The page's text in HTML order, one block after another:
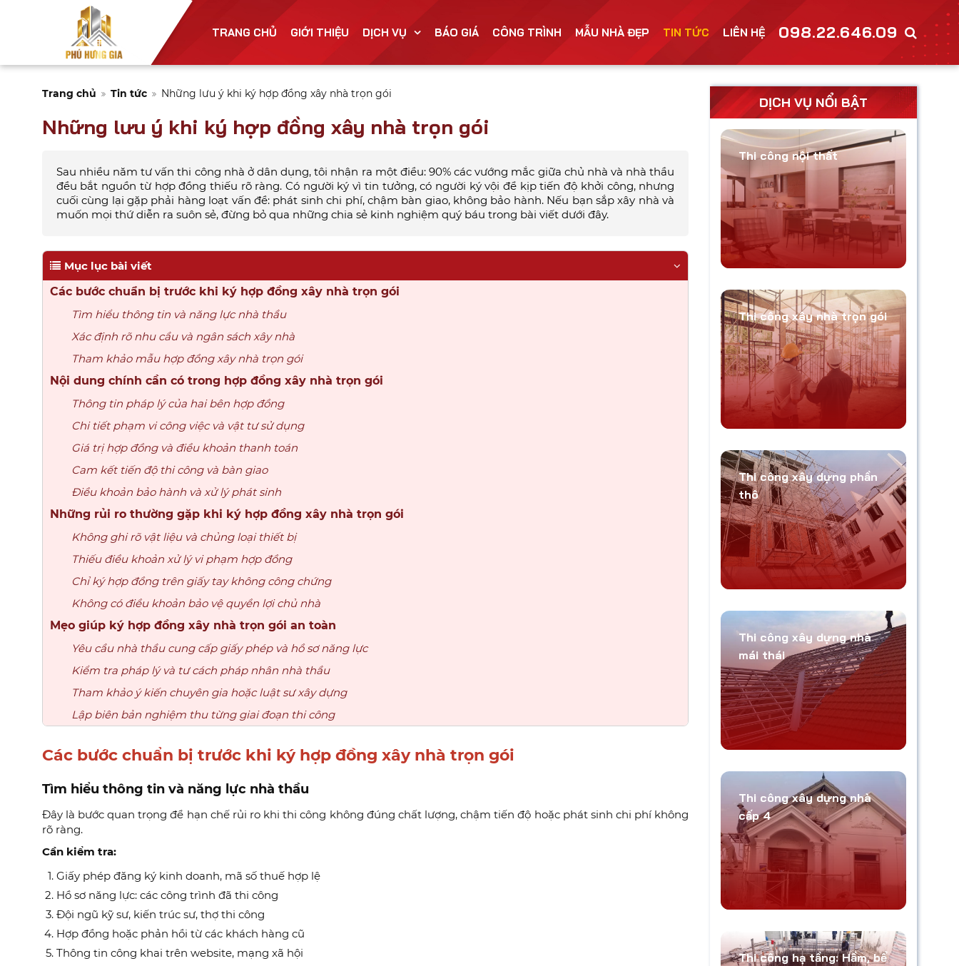
TRANG CHỦ GIỚI THIỆU DỊCH VỤ BÁO GIÁ CÔNG TRÌNH MẪU NHÀ ĐẸP TIN TỨC LIÊN HỆ 098.22.646.09
Trang chủ Tin tức Những lưu ý khi ký hợp đồng xây nhà trọn gói
Những lưu ý khi ký hợp đồng xây nhà trọn gói
Sau nhiều năm tư vấn thi công nhà ở dân dụng, tôi nhận ra một điều: 90% các vướng mắc giữa chủ nhà và nhà thầu
đều bắt nguồn từ hợp đồng thiếu rõ ràng. Có người ký vì tin tưởng, có người ký vội để kịp tiến độ khởi công, nhưng
cuối cùng lại gặp phải hàng loạt vấn đề: phát sinh chi phí, chậm bàn giao, không bảo hành. Nếu bạn sắp xây nhà và
muốn mọi thứ diễn ra suôn sẻ, đừng bỏ qua những chia sẻ kinh nghiệm quý báu trong bài viết dưới đây.
Mục lục bài viết
Các bước chuẩn bị trước khi ký hợp đồng xây nhà trọn gói
Tìm hiểu thông tin và năng lực nhà thầu
Xác định rõ nhu cầu và ngân sách xây nhà
Tham khảo mẫu hợp đồng xây nhà trọn gói
Nội dung chính cần có trong hợp đồng xây nhà trọn gói
Thông tin pháp lý của hai bên hợp đồng
Chi tiết phạm vi công việc và vật tư sử dụng
Giá trị hợp đồng và điều khoản thanh toán
Cam kết tiến độ thi công và bàn giao
Điều khoản bảo hành và xử lý phát sinh
Những rủi ro thường gặp khi ký hợp đồng xây nhà trọn gói
Không ghi rõ vật liệu và chủng loại thiết bị
Thiếu điều khoản xử lý vi phạm hợp đồng
Chỉ ký hợp đồng trên giấy tay không công chứng
Không có điều khoản bảo vệ quyền lợi chủ nhà
Mẹo giúp ký hợp đồng xây nhà trọn gói an toàn
Yêu cầu nhà thầu cung cấp giấy phép và hồ sơ năng lực
Kiểm tra pháp lý và tư cách pháp nhân nhà thầu
Tham khảo ý kiến chuyên gia hoặc luật sư xây dựng
Lập biên bản nghiệm thu từng giai đoạn thi công
Các bước chuẩn bị trước khi ký hợp đồng xây nhà trọn gói
Tìm hiểu thông tin và năng lực nhà thầu
Đây là bước quan trọng để hạn chế rủi ro khi thi công không đúng chất lượng, chậm tiến độ hoặc phát sinh chi phí không
rõ ràng.
Cần kiểm tra:
Giấy phép đăng ký kinh doanh, mã số thuế hợp lệ
Hồ sơ năng lực: các công trình đã thi công
Đội ngũ kỹ sư, kiến trúc sư, thợ thi công
Hợp đồng hoặc phản hồi từ các khách hàng cũ
Thông tin công khai trên website, mạng xã hội
DỊCH VỤ NỔI BẬT
Thi công nội thất
Thi công xây nhà trọn gói
Thi công xây dựng phần
thô
Thi công xây dựng nhà
mái thái
Thi công xây dựng nhà
cấp 4
Thi công hạ tầng: Hầm, bể